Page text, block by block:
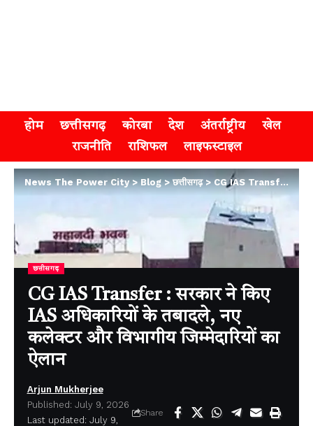
होम छत्तीसगढ़ कोरबा देश अंतर्राष्ट्रीय
खेल
राजनीति
राशिफल लाइफस्टाइल
News The Power City>Blog>छत्तीसगढ़>CG IAS Transfer : सरकार ने किए IAS अधिकारियों के तबादले, नए कलेक्टर और विभागीय जिम्मेदारियों का ऐलान
छत्तीसगढ़
CG IAS Transfer : सरकार ने किए
IAS अधिकारियों के तबादले, नए
कलेक्टर और विभागीय जिम्मेदारियों का
ऐलान
Last updated: July 9,
Arjun Mukherjee
Published: July 9, 2026
Share